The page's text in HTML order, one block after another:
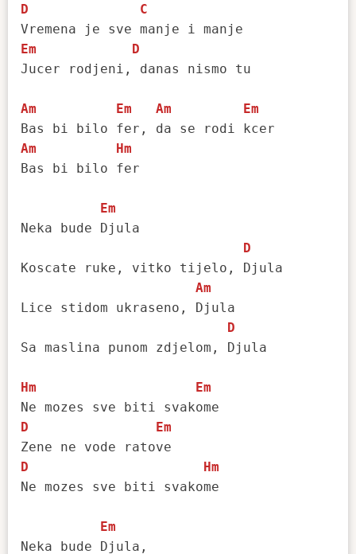
D
C
Em
D
Jucer rodjeni, danas nismo tu
Am Em Am
Em
Am
Hm
Bas bi bilo fer
Em
Neka bude Djula
D
Koscate ruke, vitko tijelo, Djula
Am
Lice stidom ukraseno, Djula
D
Sa maslina punom zdjelom, Djula
Hm
Em
D
Em
D
Hm
Ne mozes sve biti svakome
Em
Neka bude Djula,